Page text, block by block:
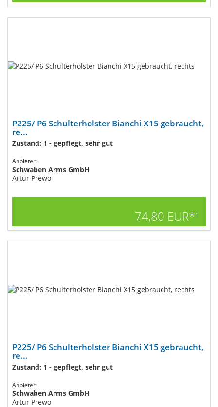
P225/ P6 Schulterholster Bianchi X15 gebraucht,
re...
Zustand: 1 - gepflegt, sehr gut
Anbieter:
Schwaben Arms GmbH
Artur Prewo
74,80 EUR*1
P225/ P6 Schulterholster Bianchi X15 gebraucht,
re...
Zustand: 1 - gepflegt, sehr gut
Anbieter:
Schwaben Arms GmbH
Artur Prewo